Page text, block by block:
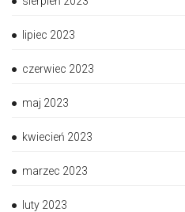
lipiec 2023
czerwiec 2023
maj 2023
kwiecień 2023
marzec 2023
luty 2023